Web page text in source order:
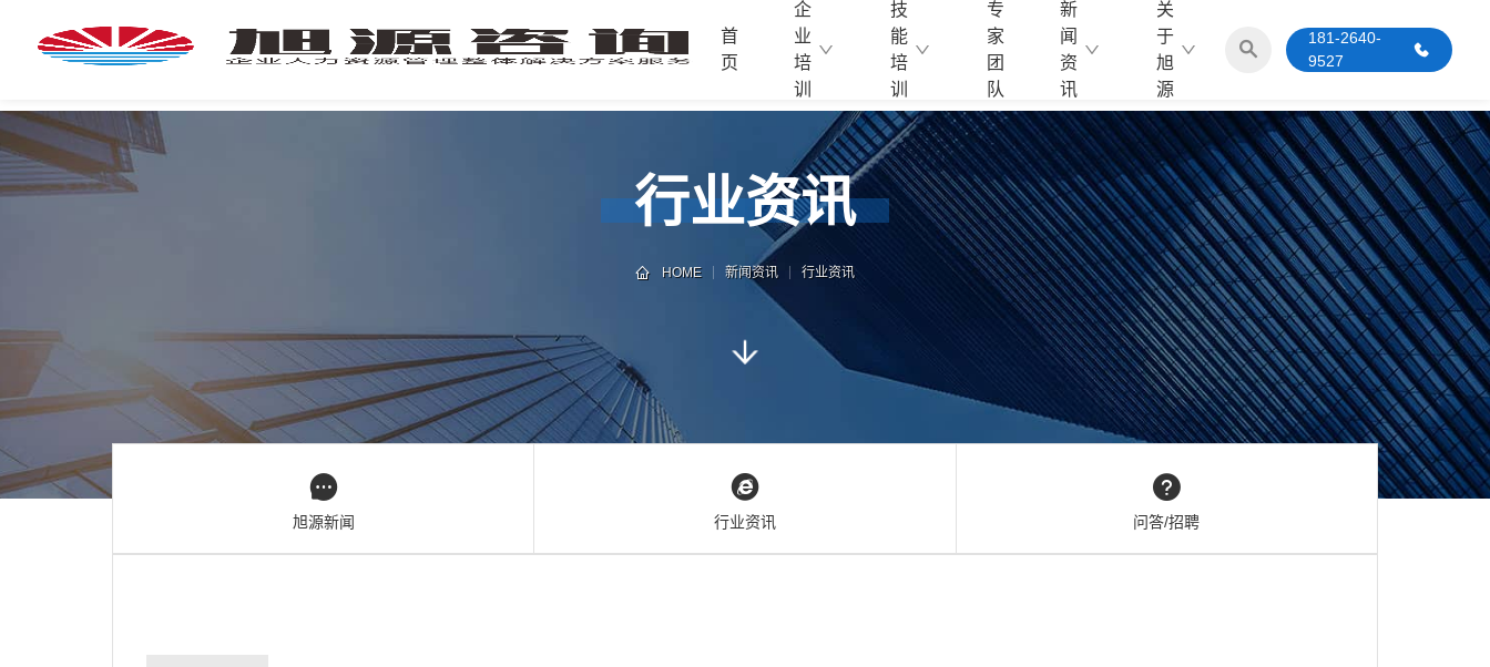
首
页
企
业
培
训
技
能
培
训
专
家
团
队
新
闻
资
讯
关
于
旭
源
181-2640-
9527
首
页
企
业
培
咨
源
旭
行业资讯
HOME 新闻资讯 行业资讯
旭源新闻 行业资讯 问答/招聘